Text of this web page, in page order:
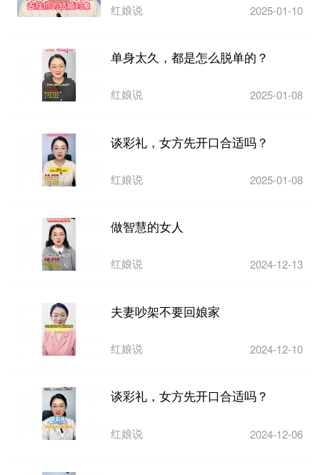
红娘说 2025-01-10
单身太久，都是怎么脱单的？
红娘说 2025-01-08
谈彩礼，女方先开口合适吗？
红娘说 2025-01-08
做智慧的女人
红娘说 2024-12-13
夫妻吵架不要回娘家
红娘说 2024-12-10
谈彩礼，女方先开口合适吗？
红娘说 2024-12-06